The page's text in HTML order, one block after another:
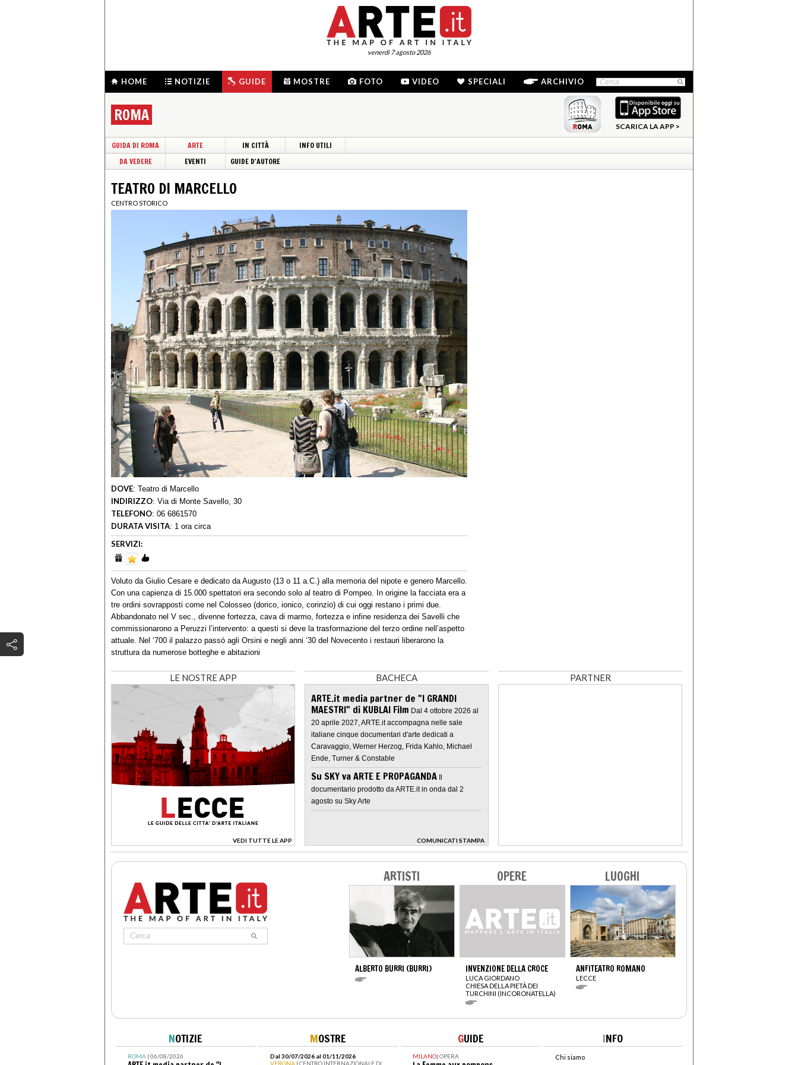
venerdì 7 agosto 2026
HOME NOTIZIE GUIDE MOSTRE FOTO VIDEO SPECIALI ARCHIVIO
ROMA
SCARICA LA APP >
GUIDA DI ROMA ARTE IN CITTÀ
INFO UTILI
DA VEDERE
EVENTI GUIDE D'AUTORE
TEATRO DI MARCELLO
CENTRO STORICO
DOVE: Teatro di Marcello
INDIRIZZO: Via di Monte Savello, 30
TELEFONO: 06 6861570
DURATA VISITA: 1 ora circa
SERVIZI:
Voluto da Giulio Cesare e dedicato da Augusto (13 o 11 a.C.) alla memoria del nipote e genero Marcello.
Con una capienza di 15.000 spettatori era secondo solo al teatro di Pompeo. In origine la facciata era a
tre ordini sovrapposti come nel Colosseo (dorico, ionico, corinzio) di cui oggi restano i primi due.
Abbandonato nel V sec., divenne fortezza, cava di marmo, fortezza e infine residenza dei Savelli che
commissionarono a Peruzzi l’intervento: a questi si deve la trasformazione del terzo ordine nell’aspetto
attuale. Nel ‘700 il palazzo passò agli Orsini e negli anni ’30 del Novecento i restauri liberarono la
struttura da numerose botteghe e abitazioni
LE NOSTRE APP
VEDI TUTTE LE APP
>
BACHECA
ARTE.it media partner de "I GRANDI
MAESTRI" di KUBLAI Film Dal 4 ottobre 2026 al
20 aprile 2027, ARTE.it accompagna nelle sale
italiane cinque documentari d'arte dedicati a
Caravaggio, Werner Herzog, Frida Kahlo, Michael
Ende, Turner & Constable
Su SKY va ARTE E PROPAGANDA Il
documentario prodotto da ARTE.it in onda dal 2
agosto su Sky Arte
COMUNICATI STAMPA
>
PARTNER
ARTISTI
ALBERTO BURRI (BURRI)
OPERE
INVENZIONE DELLA CROCE
LUCA GIORDANO
CHIESA DELLA PIETÀ DEI
TURCHINI (INCORONATELLA)
LUOGHI
ANFITEATRO ROMANO
LECCE
NOTIZIE
ROMA| 06/08/2026
MOSTRE
Dal 30/07/2026 al 01/11/2026
VERONA | CENTRO INTERNAZIONALE DI
GUIDE
MILANO| OPERA
INFO
Chi siamo